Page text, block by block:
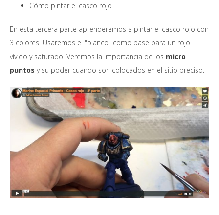
Cómo pintar el casco rojo
En esta tercera parte aprenderemos a pintar el casco rojo con
3 colores. Usaremos el "blanco" como base para un rojo
vívido y saturado. Veremos la importancia de los micro
puntos y su poder cuando son colocados en el sitio preciso.